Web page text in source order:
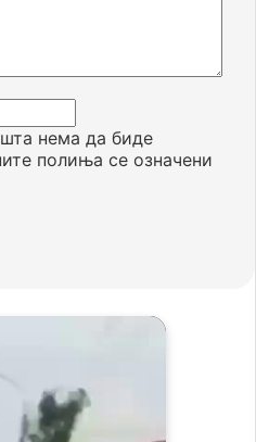
нема да биде
полиња се означени